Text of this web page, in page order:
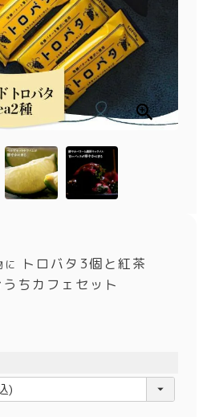
とろ生 まとめ買いお得
セット
お中元
紅茶toroaTea
メルマガ会員様限定
シ
に
トロバタ3個と紅茶
ちカフェセット